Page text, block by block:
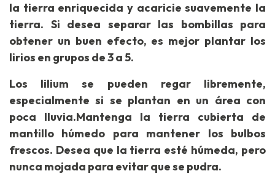
la tierra enriquecida y acaricie suavemente la
tierra. Si desea separar las bombillas para
obtener un buen efecto, es mejor plantar los
lirios en grupos de 3 a 5.
Los lilium se pueden regar libremente,
especialmente si se plantan en un área con
poca lluvia.Mantenga la tierra cubierta de
mantillo húmedo para mantener los bulbos
frescos. Desea que la tierra esté húmeda, pero
nunca mojada para evitar que se pudra.